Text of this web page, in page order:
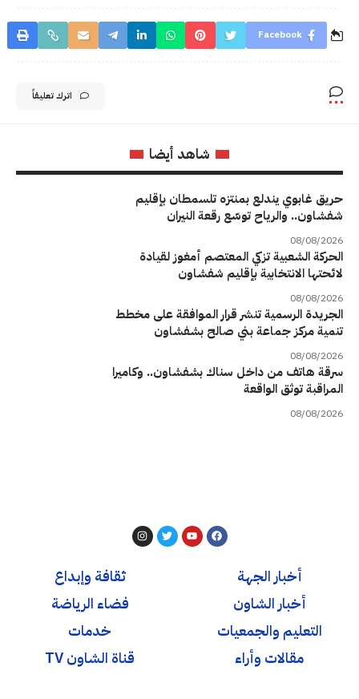
Facebook
اترك تعليقاً
شاهد أيضا
حريق غابوي يندلع بمنتزه تلسمطان بإقليم
شفشاون.. والرياح توسّع رقعة النيران
08/08/2026
الحركة الشعبية تزكي المعتصم أمغوز لقيادة
لائحتها الانتخابية بإقليم شفشاون
08/08/2026
الجريدة الرسمية تنشر قرار الموافقة على مخطط
تنمية مركز جماعة بني صالح بشفشاون
08/08/2026
سرقة هاتف من داخل سناك بشفشاون.. وكاميرا
المراقبة توثق الواقعة
08/08/2026
أخبار الجهة
أخبار الشاون
التعليم والجمعيات
مقالات وأراء
ثقافة وإبداع
فضاء الرياضة
خدمات
قناة الشاون TV